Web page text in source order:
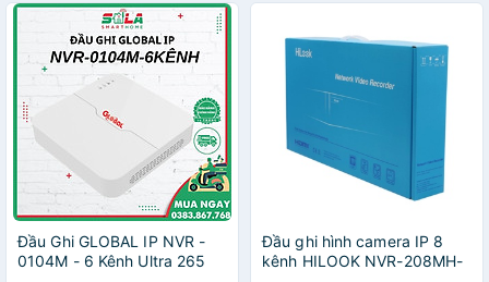
Đầu Ghi GLOBAL IP NVR -
0104M - 6 Kênh Ultra 265
Đầu ghi hình camera IP 8
kênh HILOOK NVR-208MH-